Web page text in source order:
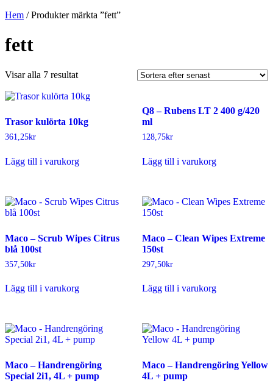
Hem / Produkter märkta ”fett”
fett
Visar alla 7 resultatSortera
senaste
Trasor kulörta 10kg
361,25kr
Lägg till i varukorg
Q8 – Rubens LT 2 400 g/420
ml
128,75kr
Lägg till i varukorg
Maco – Scrub Wipes Citrus
blå 100st
357,50kr
Lägg till i varukorg
Maco – Clean Wipes Extreme
150st
297,50kr
Lägg till i varukorg
Maco – Handrengöring
Special 2i1, 4L + pump
Maco – Handrengöring Yellow
4L + pump